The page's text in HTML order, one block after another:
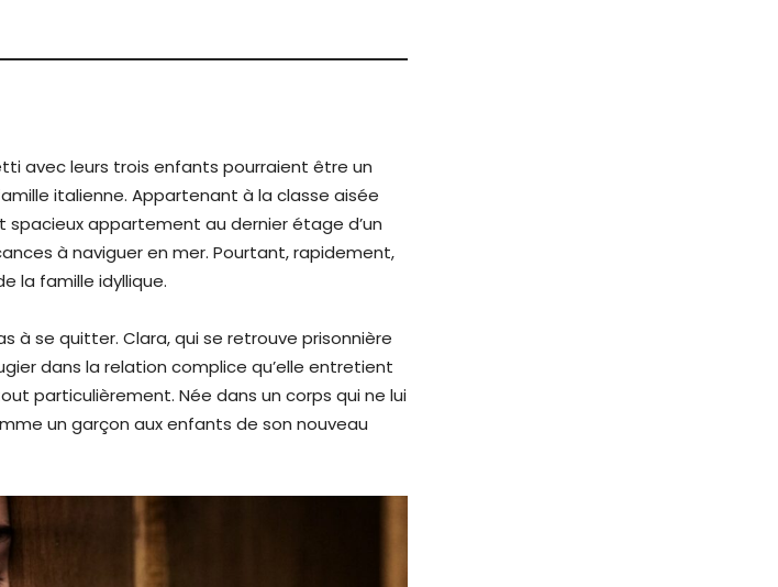
avec leurs trois enfants pourraient être un
italienne. Appartenant à la classe aisée
spacieux appartement au dernier étage d’un
à naviguer en mer. Pourtant, rapidement,
la famille idyllique.
à se quitter. Clara, qui se retrouve prisonnière
dans la relation complice qu’elle entretient
particulièrement. Née dans un corps qui ne lui
un garçon aux enfants de son nouveau